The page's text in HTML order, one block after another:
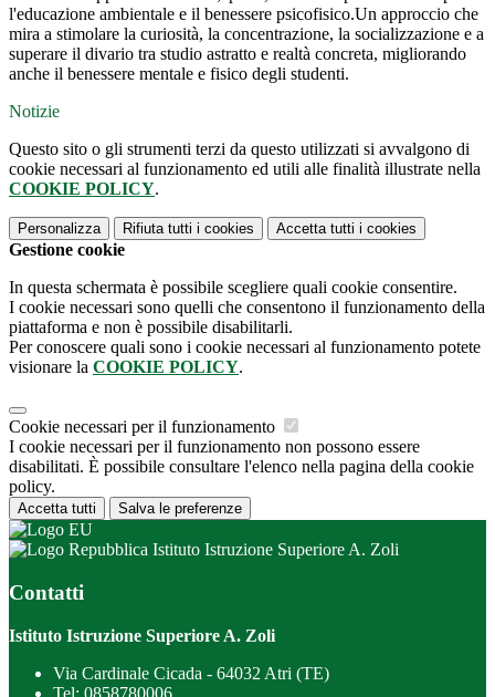
l'educazione ambientale e il benessere psicofisico.Un approccio che
mira a stimolare la curiosità, la concentrazione, la socializzazione e a
superare il divario tra studio astratto e realtà concreta, migliorando
anche il benessere mentale e fisico degli studenti.
Notizie
Questo sito o gli strumenti terzi da questo utilizzati si avvalgono di
cookie necessari al funzionamento ed utili alle finalità illustrate nella
COOKIE POLICY.
Personalizza Rifiuta tutti i cookies Accetta tutti i cookies
Gestione cookie
In questa schermata è possibile scegliere quali cookie consentire.
I cookie necessari sono quelli che consentono il funzionamento della
piattaforma e non è possibile disabilitarli.
Per conoscere quali sono i cookie necessari al funzionamento potete
visionare la COOKIE POLICY.
Cookie necessari per il funzionamento
I cookie necessari per il funzionamento non possono essere
disabilitati. È possibile consultare l'elenco nella pagina della cookie
policy.
Accetta tutti Salva le preferenze
Istituto Istruzione Superiore A. Zoli
Contatti
Istituto Istruzione Superiore A. Zoli
Via Cardinale Cicada - 64032 Atri (TE)
Tel: 0858780006